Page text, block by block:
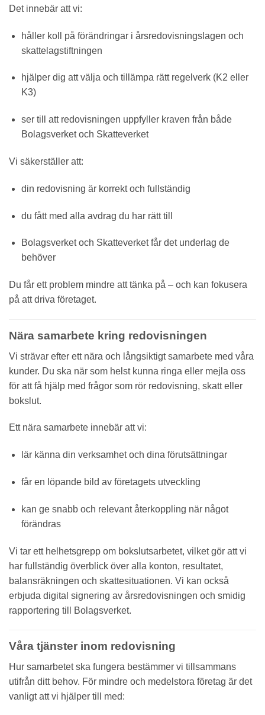
Det innebär att vi:
håller koll på förändringar i årsredovisningslagen och
skattelagstiftningen
hjälper dig att välja och tillämpa rätt regelverk (K2 eller
K3)
ser till att redovisningen uppfyller kraven från både
Bolagsverket och Skatteverket
Vi säkerställer att:
din redovisning är korrekt och fullständig
du fått med alla avdrag du har rätt till
Bolagsverket och Skatteverket får det underlag de
behöver
Du får ett problem mindre att tänka på – och kan fokusera
på att driva företaget.
Nära samarbete kring redovisningen
Vi strävar efter ett nära och långsiktigt samarbete med våra
kunder. Du ska när som helst kunna ringa eller mejla oss
för att få hjälp med frågor som rör redovisning, skatt eller
bokslut.
Ett nära samarbete innebär att vi:
lär känna din verksamhet och dina förutsättningar
får en löpande bild av företagets utveckling
kan ge snabb och relevant återkoppling när något
förändras
Vi tar ett helhetsgrepp om bokslutsarbetet, vilket gör att vi
har fullständig överblick över alla konton, resultatet,
balansräkningen och skattesituationen. Vi kan också
erbjuda digital signering av årsredovisningen och smidig
rapportering till Bolagsverket.
Våra tjänster inom redovisning
Hur samarbetet ska fungera bestämmer vi tillsammans
utifrån ditt behov. För mindre och medelstora företag är det
vanligt att vi hjälper till med: